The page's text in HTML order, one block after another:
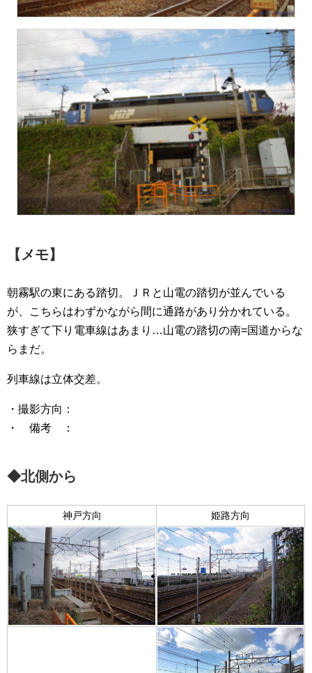
【メモ】
朝霧駅の東にある踏切。ＪＲと山電の踏切が並んでいる
が、こちらはわずかながら間に通路があり分かれている。
狭すぎて下り電車線はあまり…山電の踏切の南=国道からな
らまだ。
列車線は立体交差。
・撮影方向：
・ 備考 ：
◆北側から
神戸方向 姫路方向